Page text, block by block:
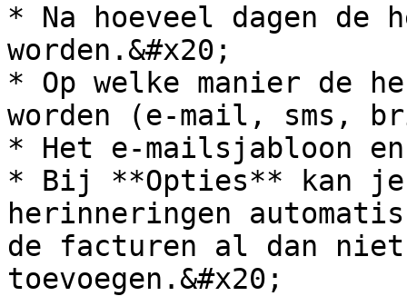
* Na hoeveel dagen de
worden.&#x20;
* Op welke manier de
worden (e-mail, sms,
* Het e-mailsjabloon
* Bij **Opties** kan je
herinneringen
de facturen al dan
toevoegen.&#x20;